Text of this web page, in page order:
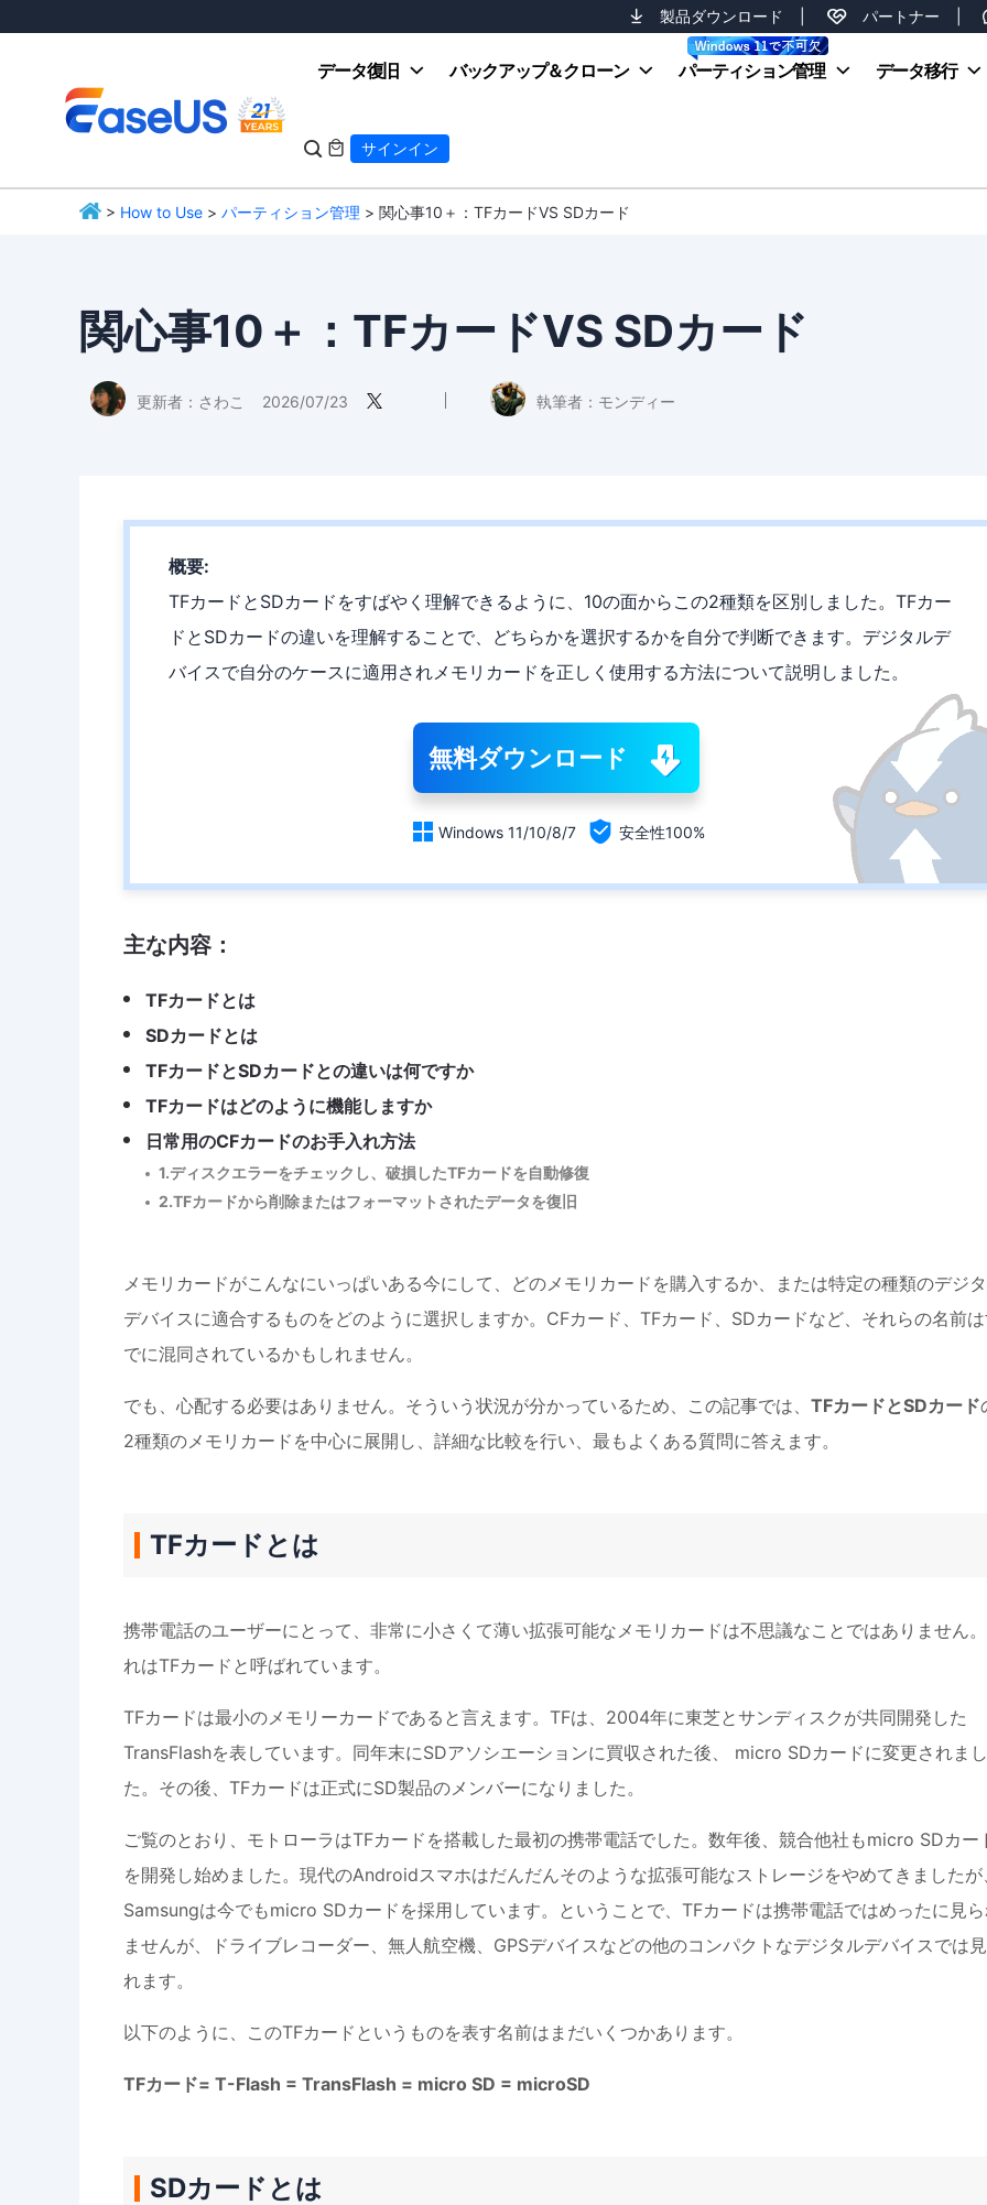
製品ダウンロード パートナー
データ復旧 バックアップ＆クローン パーティション管理 データ移行
  サインイン
> How to Use > パーティション管理 > 関心事10＋：TFカードVS SDカード
関心事10＋：TFカードVS SDカード
更新者： さわこ 2026/07/23  執筆者： モンディー
概要:
TFカードとSDカードをすばやく理解できるように、10の面からこの2種類を区別しました。TFカー
ドとSDカードの違いを理解することで、どちらかを選択するかを自分で判断できます。デジタルデ
バイスで自分のケースに適用されメモリカードを正しく使用する方法について説明しました。
無料ダウンロード
 Windows 11/10/8/7  安全性100%
主な内容：
TFカードとは
SDカードとは
TFカードとSDカードとの違いは何ですか
TFカードはどのように機能しますか
日常用のCFカードのお手入れ方法
1.ディスクエラーをチェックし、破損したTFカードを自動修復
2.TFカードから削除またはフォーマットされたデータを復旧
メモリカードがこんなにいっぱいある今にして、どのメモリカードを購入するか、または特定の種類のデジ
デバイスに適合するものをどのように選択しますか。CFカード、TFカード、SDカードなど、それらの名前
でに混同されているかもしれません。
でも、心配する必要はありません。そういう状況が分かっているため、この記事では、 TFカードとSDカード
2種類のメモリカードを中心に展開し、詳細な比較を行い、最もよくある質問に答えます。
TFカードとは
携帯電話のユーザーにとって、非常に小さくて薄い拡張可能なメモリカードは不思議なことではありません
れはTFカードと呼ばれています。
TFカードは最小のメモリーカードであると言えます。TFは、2004年に東芝とサンディスクが共同開発した
TransFlashを表しています。同年末にSDアソシエーションに買収された後、 micro SDカードに変更されまし
た。その後、TFカードは正式にSD製品のメンバーになりました。
ご覧のとおり、モトローラはTFカードを搭載した最初の携帯電話でした。数年後、競合他社もmicro SDカー
を開発し始めました。現代のAndroidスマホはだんだんそのような拡張可能なストレージをやめてきましたが
Samsungは今でもmicro SDカードを採用しています。ということで、TFカードは携帯電話ではめったに見
ませんが、ドライブレコーダー、無人航空機、GPSデバイスなどの他のコンパクトなデジタルデバイスでは
れます。
以下のように、このTFカードというものを表す名前はまだいくつかあります。
TFカード= T-Flash = TransFlash = micro SD = microSD
SDカードとは